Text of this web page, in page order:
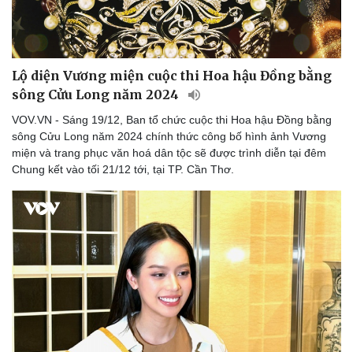
Lộ diện Vương miện cuộc thi Hoa hậu Đồng bằng
sông Cửu Long năm 2024
VOV.VN - Sáng 19/12, Ban tổ chức cuộc thi Hoa hậu Đồng bằng
sông Cửu Long năm 2024 chính thức công bố hình ảnh Vương
miện và trang phục văn hoá dân tộc sẽ được trình diễn tại đêm
Chung kết vào tối 21/12 tới, tại TP. Cần Thơ.